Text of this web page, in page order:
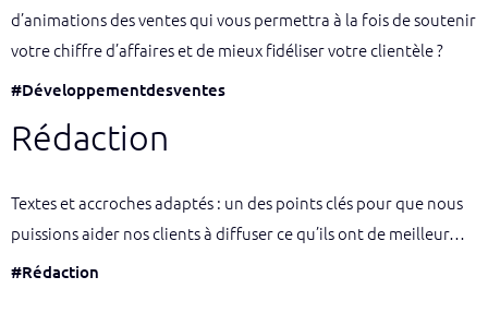
d’animations des ventes qui vous permettra à la fois de soutenir
votre chiffre d’affaires et de mieux fidéliser votre clientèle ?
#Développementdesventes
Rédaction
Textes et accroches adaptés : un des points clés pour que nous
puissions aider nos clients à diffuser ce qu’ils ont de meilleur…
#Rédaction